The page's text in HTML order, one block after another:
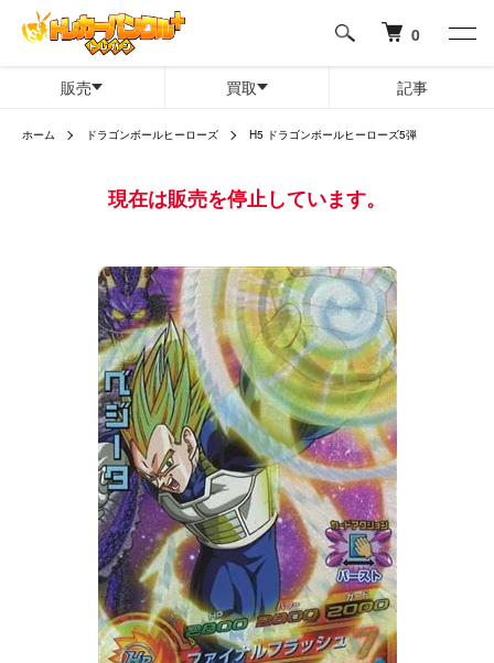
0
販売 買取 記事
ホーム ドラゴンボールヒーローズ H5 ドラゴンボールヒーローズ5弾
現在は販売を停止しています。